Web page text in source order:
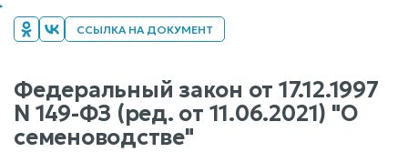
ССЫЛКА НА ДОКУМЕНТ
Федеральный закон от 17.12.1997
N 149-ФЗ (ред. от 11.06.2021) "О
семеноводстве"